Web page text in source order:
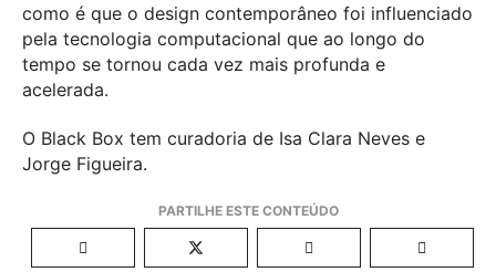
como é que o design contemporâneo foi influenciado
pela tecnologia computacional que ao longo do
tempo se tornou cada vez mais profunda e
acelerada.
O Black Box tem curadoria de Isa Clara Neves e
Jorge Figueira.